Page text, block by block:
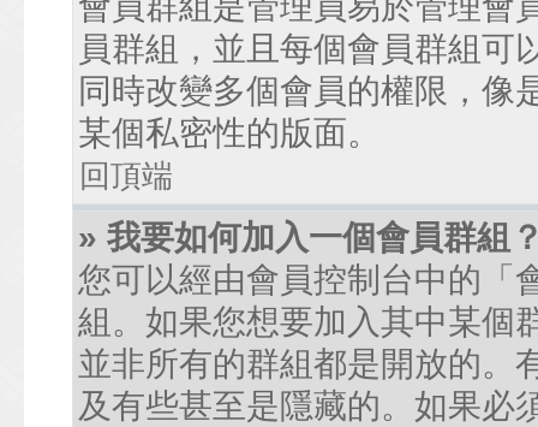
員群組，並且每個會員群組可
同時改變多個會員的權限，像
某個私密性的版面。
回頂端
» 我要如何加入一個會員群組
您可以經由會員控制台中的「
組。如果您想要加入其中某個
並非所有的群組都是開放的。
及有些甚至是隱藏的。如果必